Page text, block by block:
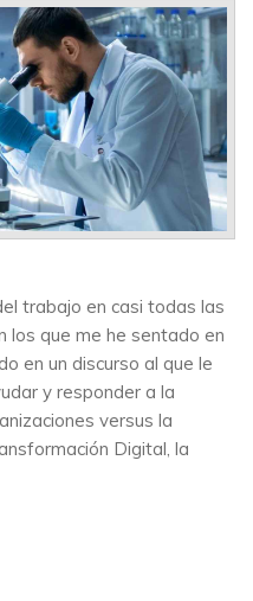
trabajo en casi todas las
los que me he sentado en
en un discurso al que le
y responder a la
versus la
Digital, la